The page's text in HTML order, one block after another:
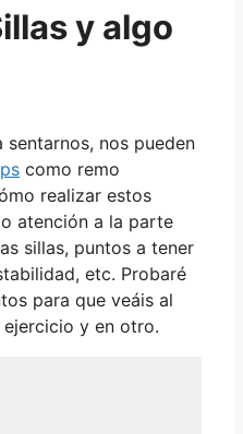
y algo
nos pueden
como remo
realizar estos
atención a la parte
sillas, puntos a tener
etc. Probaré
para que veáis al
y en otro.